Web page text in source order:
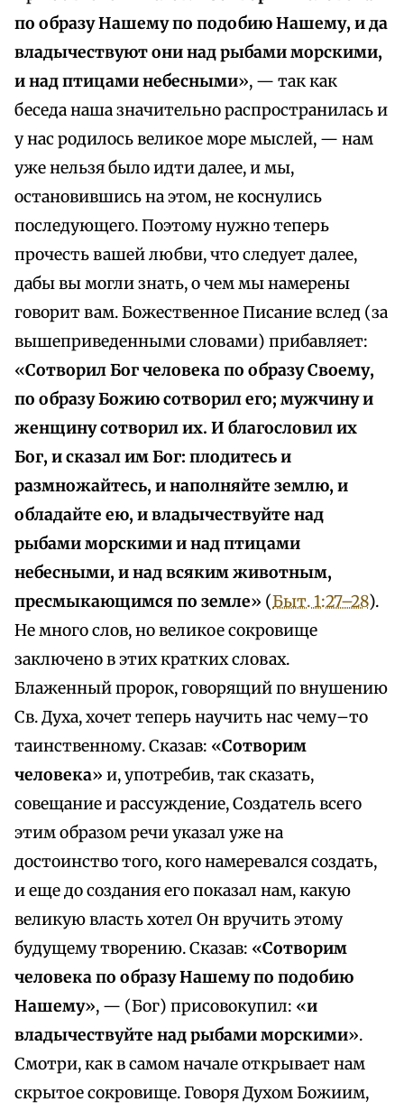
по образу Нашему по подобию Нашему, и да
владычествуют они над рыбами морскими,
и над птицами небесными», — так как
беседа наша значительно распространилась и
у нас родилось великое море мыслей, — нам
уже нельзя было идти далее, и мы,
остановившись на этом, не коснулись
последующего. Поэтому нужно теперь
прочесть вашей любви, что следует далее,
дабы вы могли знать, о чем мы намерены
говорит вам. Божественное Писание вслед (за
вышеприведенными словами) прибавляет:
«Сотворил Бог человека по образу Своему,
по образу Божию сотворил его; мужчину и
женщину сотворил их. И благословил их
Бог, и сказал им Бог: плодитесь и
размножайтесь, и наполняйте землю, и
обладайте ею, и владычествуйте над
рыбами морскими и над птицами
небесными, и над всяким животным,
пресмыкающимся по земле» (Быт. 1:27–28).
Не много слов, но великое сокровище
заключено в этих кратких словах.
Блаженный пророк, говорящий по внушению
Св. Духа, хочет теперь научить нас чему–то
таинственному. Сказав: «Сотворим
человека» и, употребив, так сказать,
совещание и рассуждение, Создатель всего
этим образом речи указал уже на
достоинство того, кого намеревался создать,
и еще до создания его показал нам, какую
великую власть хотел Он вручить этому
будущему творению. Сказав: «Сотворим
человека по образу Нашему по подобию
Нашему», — (Бог) присовокупил: «и
владычествуйте над рыбами морскими».
Смотри, как в самом начале открывает нам
скрытое сокровище. Говоря Духом Божиим,